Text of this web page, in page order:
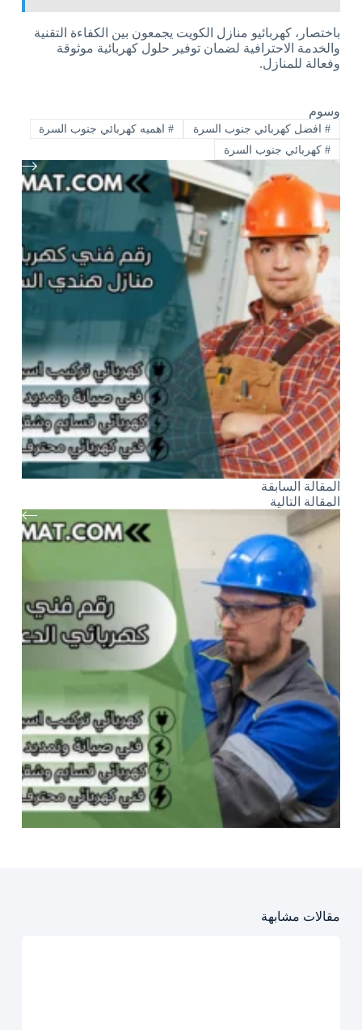
باختصار، كهربائيو منازل الكويت يجمعون بين الكفاءة التقنية
والخدمة الاحترافية لضمان توفير حلول كهربائية موثوقة
وفعالة للمنازل.
وسوم
#افضل كهربائي جنوب السرة #اهميه كهربائي جنوب السرة
#كهربائي جنوب السرة
المقالة السابقة
المقالة التالية
مقالات مشابهة